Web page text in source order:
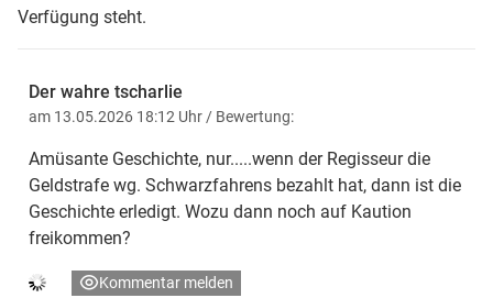
Verfügung steht.
Der wahre tscharlie
am 13.05.2026 18:12 Uhr/ Bewertung:
Amüsante Geschichte, nur.....wenn der Regisseur die
Geldstrafe wg. Schwarzfahrens bezahlt hat, dann ist die
Geschichte erledigt. Wozu dann noch auf Kaution
freikommen?
Kommentar melden